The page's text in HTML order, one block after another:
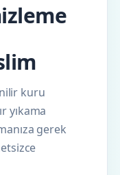
kuru
yıkama
gerek